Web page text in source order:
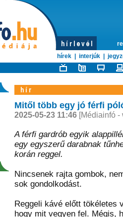
hírek
interjúk
Mitől több egy jó férfi
2025-05-23 11:46[Médiainfó -
A férfi gardrób egyik
egy egyszerű darabnak
korán reggel.
Nincsenek rajta gombok,
sok gondolkodást.
Reggeli kávé előtt tökéletes
hogy mit vegyen fel. Mégis,